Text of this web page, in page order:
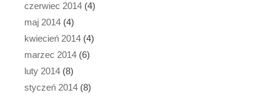
czerwiec 2014 (4)
maj 2014 (4)
kwiecień 2014 (4)
marzec 2014 (6)
luty 2014 (8)
styczeń 2014 (8)